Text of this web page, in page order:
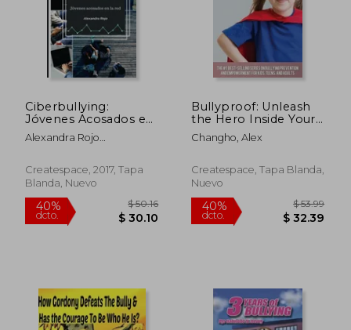
40%
dcto.
$ 43.01 40%
dcto.
Ciberbullying:
Jóvenes Acosados en
la red
Alexandra Rojo
Createspace, 2017, Tapa
Blanda, Nuevo
Bullyproof: Unleash
the Hero Inside Your
Kid (en Inglés)
Changho, Alex
Createspace, Tapa Blanda,
Nuevo